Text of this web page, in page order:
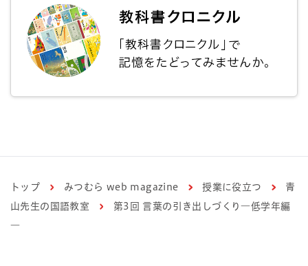
トップ みつむら web magazine 授業に役立つ
青
山先生の国語教室
第3回 言葉の引き出しづくり―低学年編
―